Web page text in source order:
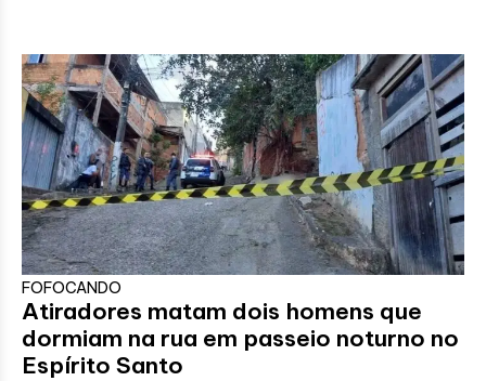
FOFOCANDO
Atiradores matam dois homens que
dormiam na rua em passeio noturno no
Espírito Santo